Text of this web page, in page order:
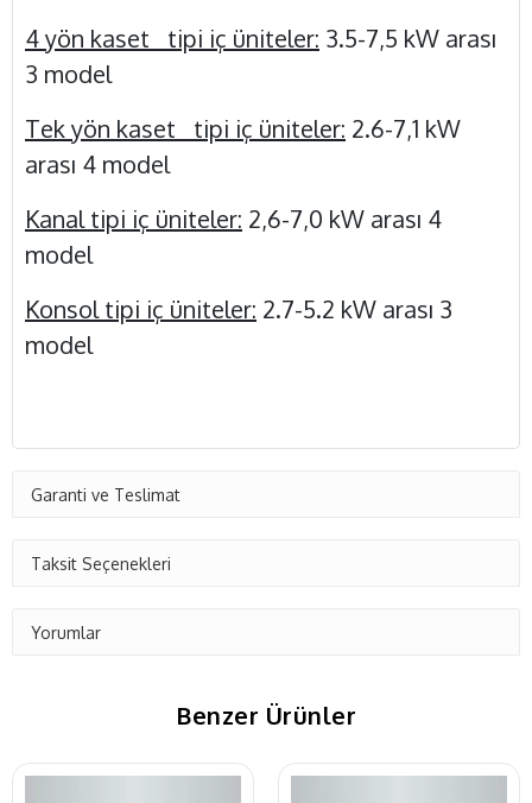
4 yön kaset tipi iç üniteler: 3.5-7,5 kW arası
3 model
Tek yön kaset tipi iç üniteler: 2.6-7,1 kW
arası 4 model
Kanal tipi iç üniteler: 2,6-7,0 kW arası 4
model
Konsol tipi iç üniteler: 2.7-5.2 kW arası 3
model
Garanti ve Teslimat
Taksit Seçenekleri
Yorumlar
Benzer Ürünler